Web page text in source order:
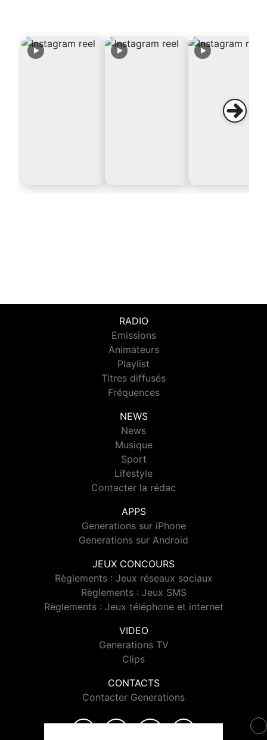
RADIO
Emissions
Animateurs
Playlist
Titres diffusés
Fréquences
NEWS
News
Musique
Sport
Lifestyle
Contacter la rédac
APPS
Generations sur iPhone
Generations sur Android
JEUX CONCOURS
Règlements : Jeux réseaux sociaux
Règlements : Jeux SMS
Règlements : Jeux téléphone et internet
VIDEO
Generations TV
Clips
CONTACTS
Contacter Generations